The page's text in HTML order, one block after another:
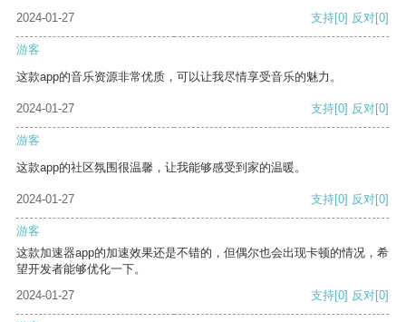
2024-01-27
支持[0] 反对[0]
游客
这款app的音乐资源非常优质，可以让我尽情享受音乐的魅力。
2024-01-27 支持[0] 反对[0]
游客
这款app的社区氛围很温馨，让我能够感受到家的温暖。
2024-01-27 支持[0] 反对[0]
游客
这款加速器app的加速效果还是不错的，但偶尔也会出现卡顿的情况，希
望开发者能够优化一下。
2024-01-27
支持[0] 反对[0]